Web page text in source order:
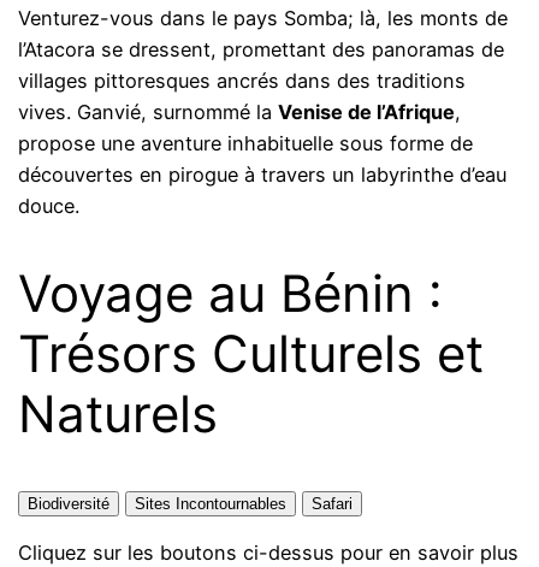
Venturez-vous dans le pays Somba; là, les monts de
l’Atacora se dressent, promettant des panoramas de
villages pittoresques ancrés dans des traditions
vives. Ganvié, surnommé laVenise de l’Afrique,
propose une aventure inhabituelle sous forme de
découvertes en pirogue à travers un labyrinthe d’eau
douce.
Voyage au Bénin :
Trésors Culturels et
Naturels
Biodiversité Sites Incontournables Safari
Cliquez sur les boutons ci-dessus pour en savoir plus